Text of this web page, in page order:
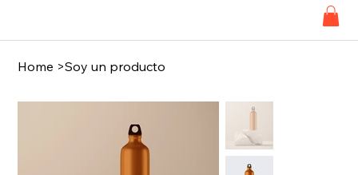
Home >Soy un producto